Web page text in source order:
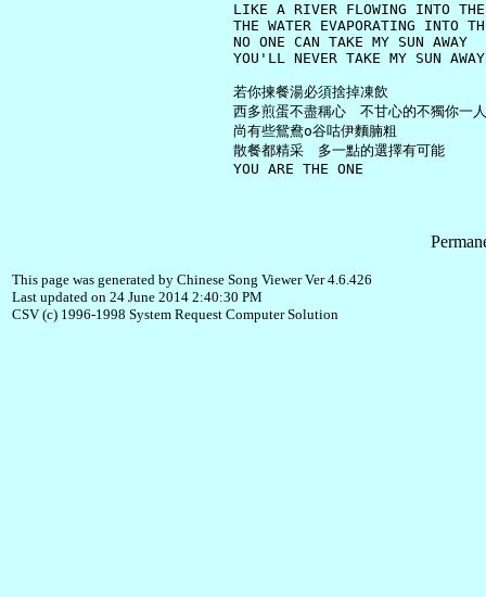
LIKE A RIVER FLOWING INTO
THE WATER EVAPORATING INTO
     NO ONE CAN TAKE MY SUN AWAY
     YOU'LL NEVER TAKE MY SUN AWAY
     若你揀餐湯必須捨掉凍飲
     西多煎蛋不盡稱心　不甘心的不獨你一人
     尚有些鴛鴦o谷咕伊麵腩粗
     散餐都精采　多一點的選擇有可能
This page was generated by Chinese Song Viewer Ver 4.6.426
Last updated on 24 June 2014 2:40:30 PM
CSV (c) 1996-1998 System Request Computer Solution